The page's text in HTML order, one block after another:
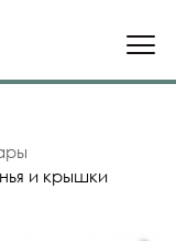
и крышки